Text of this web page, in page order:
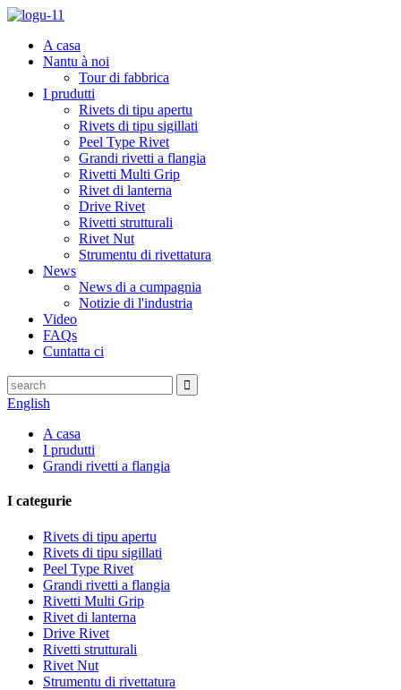
A casa
Nantu à noi
Tour di fabbrica
I prudutti
Rivets di tipu apertu
Rivets di tipu sigillati
Peel Type Rivet
Grandi rivetti a flangia
Rivetti Multi Grip
Rivet di lanterna
Drive Rivet
Rivetti strutturali
Rivet Nut
Strumentu di rivettatura
News
News di a cumpagnia
Notizie di l'industria
Video
FAQs
Cuntatta ci
English
A casa
I prudutti
Grandi rivetti a flangia
I categurie
Rivets di tipu apertu
Rivets di tipu sigillati
Peel Type Rivet
Grandi rivetti a flangia
Rivetti Multi Grip
Rivet di lanterna
Drive Rivet
Rivetti strutturali
Rivet Nut
Strumentu di rivettatura